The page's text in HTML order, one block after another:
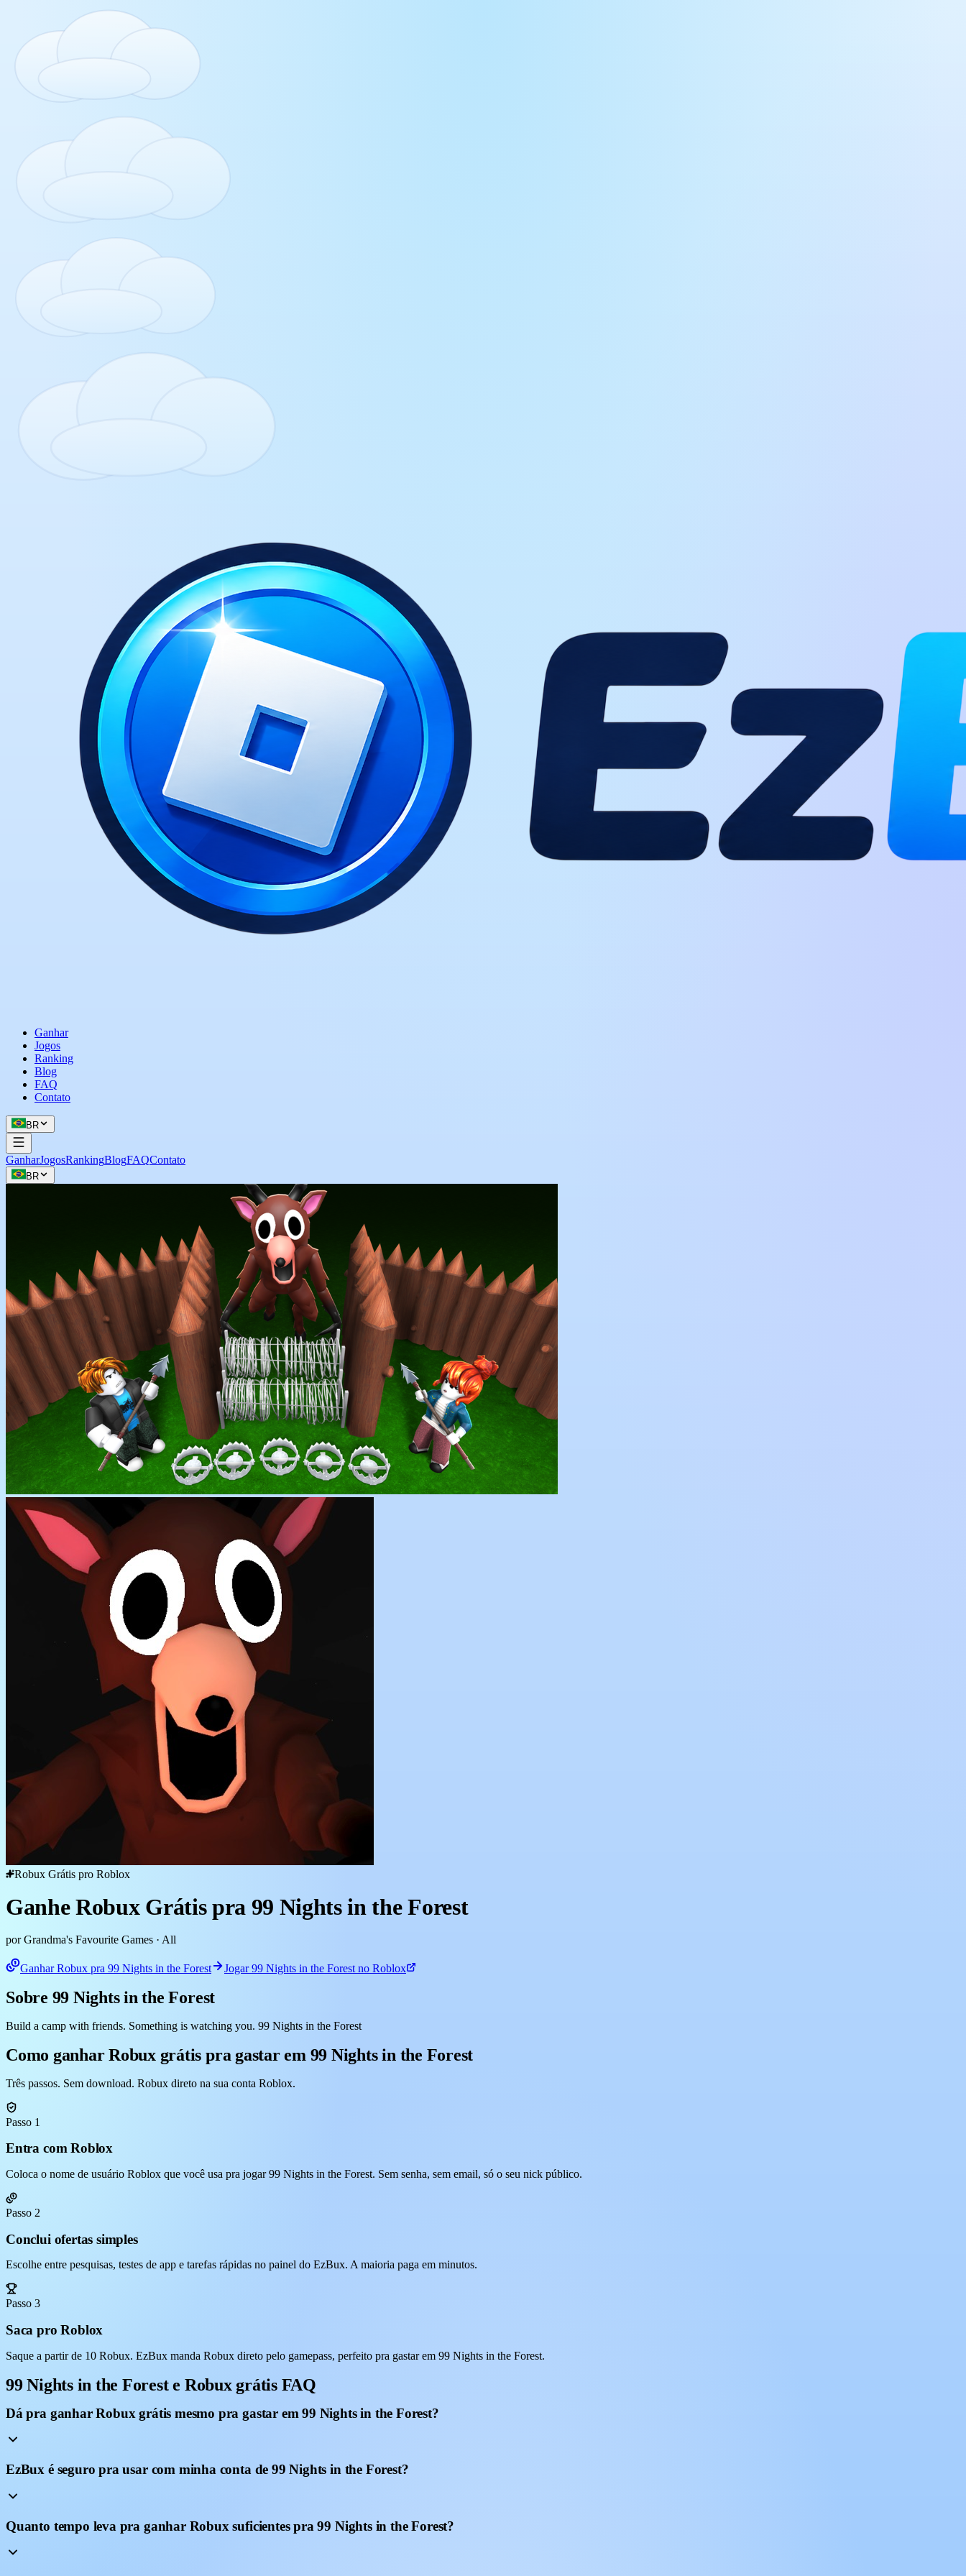
Ganhar
Jogos
Ranking
Blog
FAQ
Contato
BR
GanharJogosRankingBlogFAQContato
BR
Robux Grátis pro Roblox
Ganhe Robux Grátis pra 99 Nights in the Forest
por Grandma's Favourite Games · All
Ganhar Robux pra 99 Nights in the Forest Jogar 99 Nights in the Forest no Roblox
Sobre 99 Nights in the Forest
Build a camp with friends. Something is watching you. 99 Nights in the Forest
Como ganhar Robux grátis pra gastar em 99 Nights in the Forest
Três passos. Sem download. Robux direto na sua conta Roblox.
Passo 1
Entra com Roblox
Coloca o nome de usuário Roblox que você usa pra jogar 99 Nights in the Forest. Sem senha, sem email, só o seu nick público.
Passo 2
Conclui ofertas simples
Escolhe entre pesquisas, testes de app e tarefas rápidas no painel do EzBux. A maioria paga em minutos.
Passo 3
Saca pro Roblox
Saque a partir de 10 Robux. EzBux manda Robux direto pelo gamepass, perfeito pra gastar em 99 Nights in the Forest.
99 Nights in the Forest e Robux grátis FAQ
Dá pra ganhar Robux grátis mesmo pra gastar em 99 Nights in the Forest?
EzBux é seguro pra usar com minha conta de 99 Nights in the Forest?
Quanto tempo leva pra ganhar Robux suficientes pra 99 Nights in the Forest?